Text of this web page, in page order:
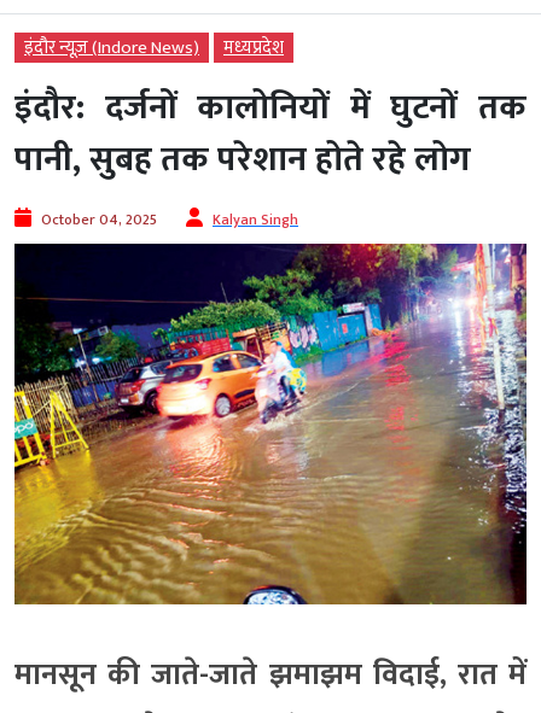
इंदौर न्यूज़ (Indore News) मध्‍यप्रदेश
इंदौर: दर्जनों कालोनियों में घुटनों तक
पानी, सुबह तक परेशान होते रहे लोग
October 04, 2025 Kalyan Singh
मानसून की जाते-जाते झमाझम विदाई, रात में